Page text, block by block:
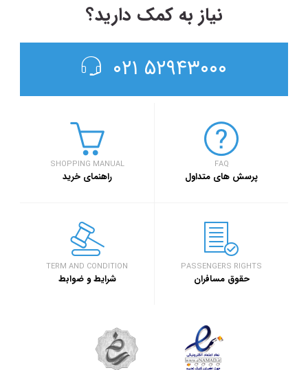
نیاز به کمک دارید؟
۵۲۹۴۳۰۰۰ ۰۲۱
SHOPPING MANUAL
راهنمای خرید
FAQ
پرسش های متداول
TERM AND CONDITION
شرایط و ضوابط
PASSENGERS RIGHTS
حقوق مسافران